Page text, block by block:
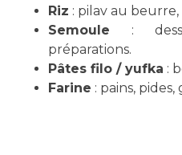
Riz : pilav au
Semoule :
préparations.
Pâtes filo / yufka :
Farine : pains, pides,